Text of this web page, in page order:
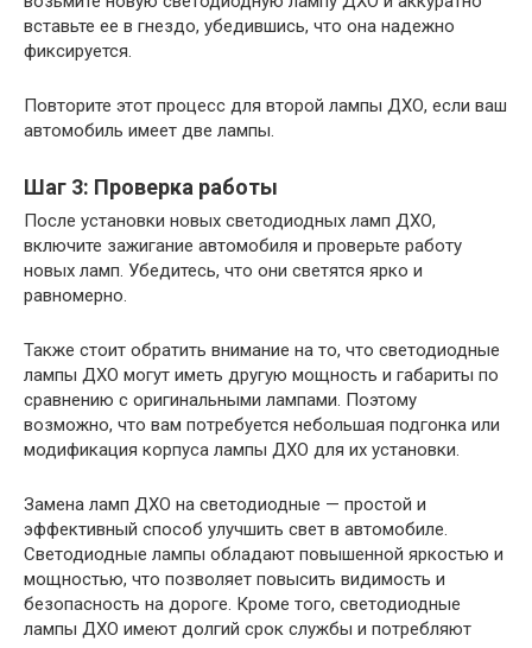
вставьте ее в гнездо, убедившись, что она надежно
фиксируется.
Повторите этот процесс для второй лампы ДХО, если ваш
автомобиль имеет две лампы.
Шаг 3: Проверка работы
После установки новых светодиодных ламп ДХО,
включите зажигание автомобиля и проверьте работу
новых ламп. Убедитесь, что они светятся ярко и
равномерно.
Также стоит обратить внимание на то, что светодиодные
лампы ДХО могут иметь другую мощность и габариты по
сравнению с оригинальными лампами. Поэтому
возможно, что вам потребуется небольшая подгонка или
модификация корпуса лампы ДХО для их установки.
Замена ламп ДХО на светодиодные — простой и
эффективный способ улучшить свет в автомобиле.
Светодиодные лампы обладают повышенной яркостью и
мощностью, что позволяет повысить видимость и
безопасность на дороге. Кроме того, светодиодные
лампы ДХО имеют долгий срок службы и потребляют